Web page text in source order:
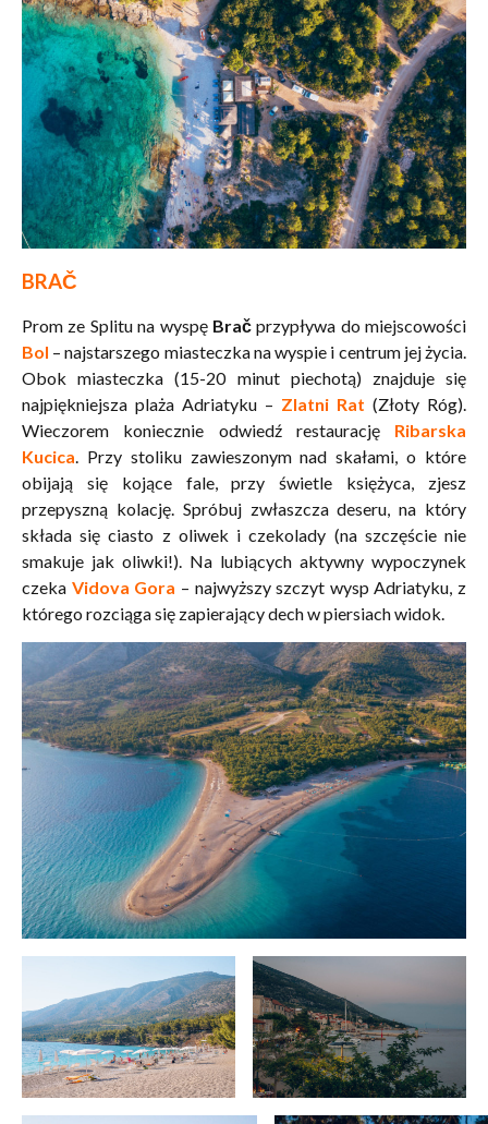
BRAČ
Prom ze Splitu na wyspę Bračprzypływa do miejscowości
Bol – najstarszego miasteczka na wyspie i centrum jej życia.
Obok miasteczka (15-20 minut piechotą) znajduje się
najpiękniejsza plaża Adriatyku – Zlatni Rat (Złoty Róg).
Wieczorem koniecznie odwiedź restaurację Ribarska
Kucica . Przy stoliku zawieszonym nad skałami, o które
obijają się kojące fale, przy świetle księżyca, zjesz
przepyszną kolację. Spróbuj zwłaszcza deseru, na który
składa się ciasto z oliwek i czekolady (na szczęście nie
smakuje jak oliwki!). Na lubiących aktywny wypoczynek
czeka Vidova Gora – najwyższy szczyt wysp Adriatyku, z
którego rozciąga się zapierający dech w piersiach widok.